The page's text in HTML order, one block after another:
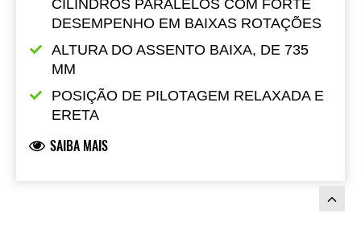
CILINDROS PARALELOS COM FORTE
DESEMPENHO EM BAIXAS ROTAÇÕES
ALTURA DO ASSENTO BAIXA, DE 735
MM
POSIÇÃO DE PILOTAGEM RELAXADA E
ERETA
SAIBA MAIS